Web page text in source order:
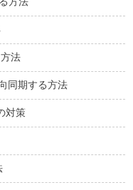
法
同期する方法
対策